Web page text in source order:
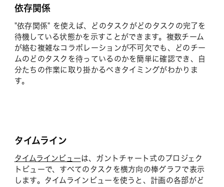
依存関係
"依存関係" を使えば、どのタスクがどのタスクの完了を
待機している状態かを示すことができます。複数チーム
が絡む複雑なコラボレーションが不可欠でも、どのチー
ムのどのタスクを待っているのかを簡単に確認でき、自
分たちの作業に取り掛かるべきタイミングがわかりま
す。
タイムライン
タイムラインビュー は、ガントチャート式のプロジェク
トビューで、すべてのタスクを横方向の棒グラフで表示
します。タイムラインビューを使うと、計画の各部がど